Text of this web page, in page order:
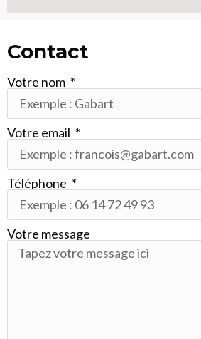
Contact
Votre nom
Votre email
Téléphone
Votre message